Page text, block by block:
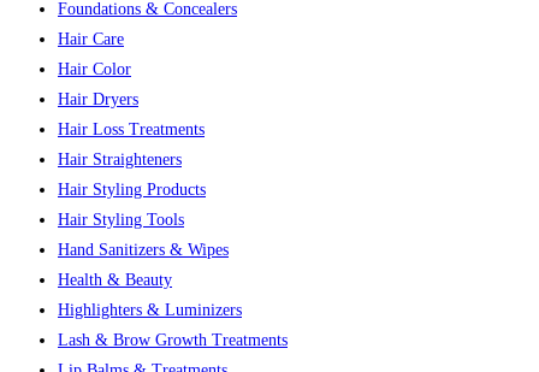
Foundations & Concealers
Hair Care
Hair Color
Hair Dryers
Hair Loss Treatments
Hair Straighteners
Hair Styling Products
Hair Styling Tools
Hand Sanitizers & Wipes
Health & Beauty
Highlighters & Luminizers
Lash & Brow Growth Treatments